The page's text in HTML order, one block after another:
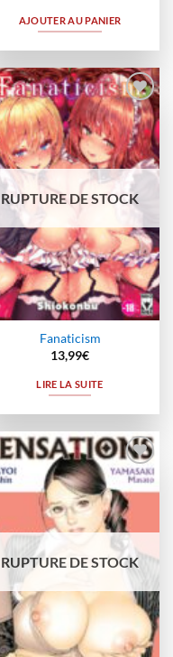
AJOUTER AU PANIER
Ajouter
à la
wishlist
RUPTURE DE STOCK
Fanaticism
13,99€
LIRE LA SUITE
Ajouter
à la
wishlist
RUPTURE DE STOCK